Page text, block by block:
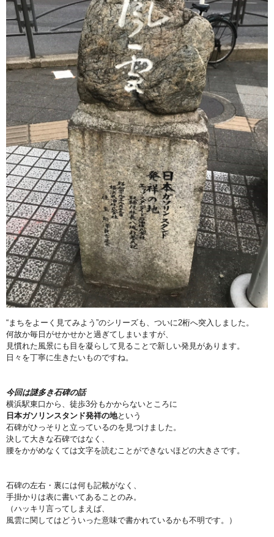
“まちをよーく見てみよう”のシリーズも、ついに2桁へ突入しました。
何故か毎日がせかせかと過ぎてしまいますが、
見慣れた風景にも目を凝らして見ることで新しい発見があります。
日々を丁寧に生きたいものですね。
今回は謎多き石碑の話
横浜駅東口から、徒歩3分もかからないところに
日本ガソリンスタンド発祥の地という
石碑がひっそりと立っているのを見つけました。
決して大きな石碑ではなく、
腰をかがめなくては文字を読むことができないほどの大きさです。
石碑の左右・裏には何も記載がなく、
手掛かりは表に書いてあることのみ。
（ハッキリ言ってしまえば、
風雲に関してはどういった意味で書かれているかも不明です。）